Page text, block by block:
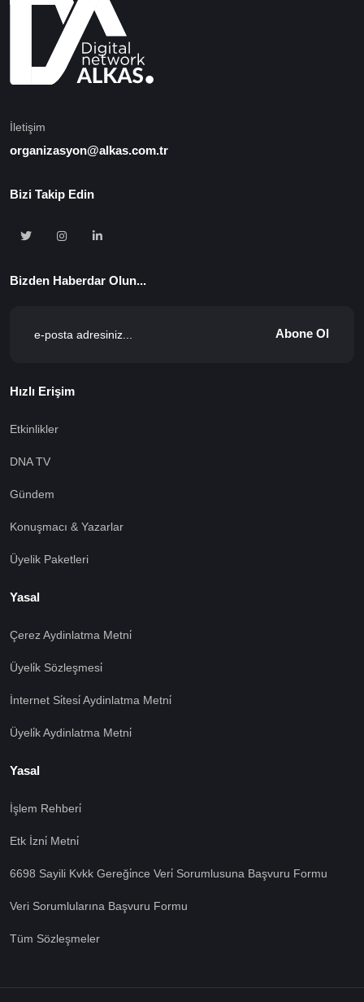
İletişim
organizasyon@alkas.com.tr
Bizi Takip Edin
Bizden Haberdar Olun...
Abone Ol
Hızlı Erişim
Etkinlikler
DNA TV
Gündem
Konuşmacı & Yazarlar
Üyelik Paketleri
Yasal
Çerez Aydinlatma Metni̇
Üyeli̇k Sözleşmesi̇
İnternet Si̇tesi̇ Aydinlatma Metni̇
Üyeli̇k Aydinlatma Metni̇
Yasal
İşlem Rehberi̇
Etk İzni̇ Metni̇
6698 Sayili Kvkk Gereği̇nce Veri̇ Sorumlusuna Başvuru Formu
Veri Sorumlularına Başvuru Formu
Tüm Sözleşmeler
şekilde çerezler kullanmaktayız. Çerezleri nasıl
inceleyebilirsiniz Bu siteye giriş yaparak çerez